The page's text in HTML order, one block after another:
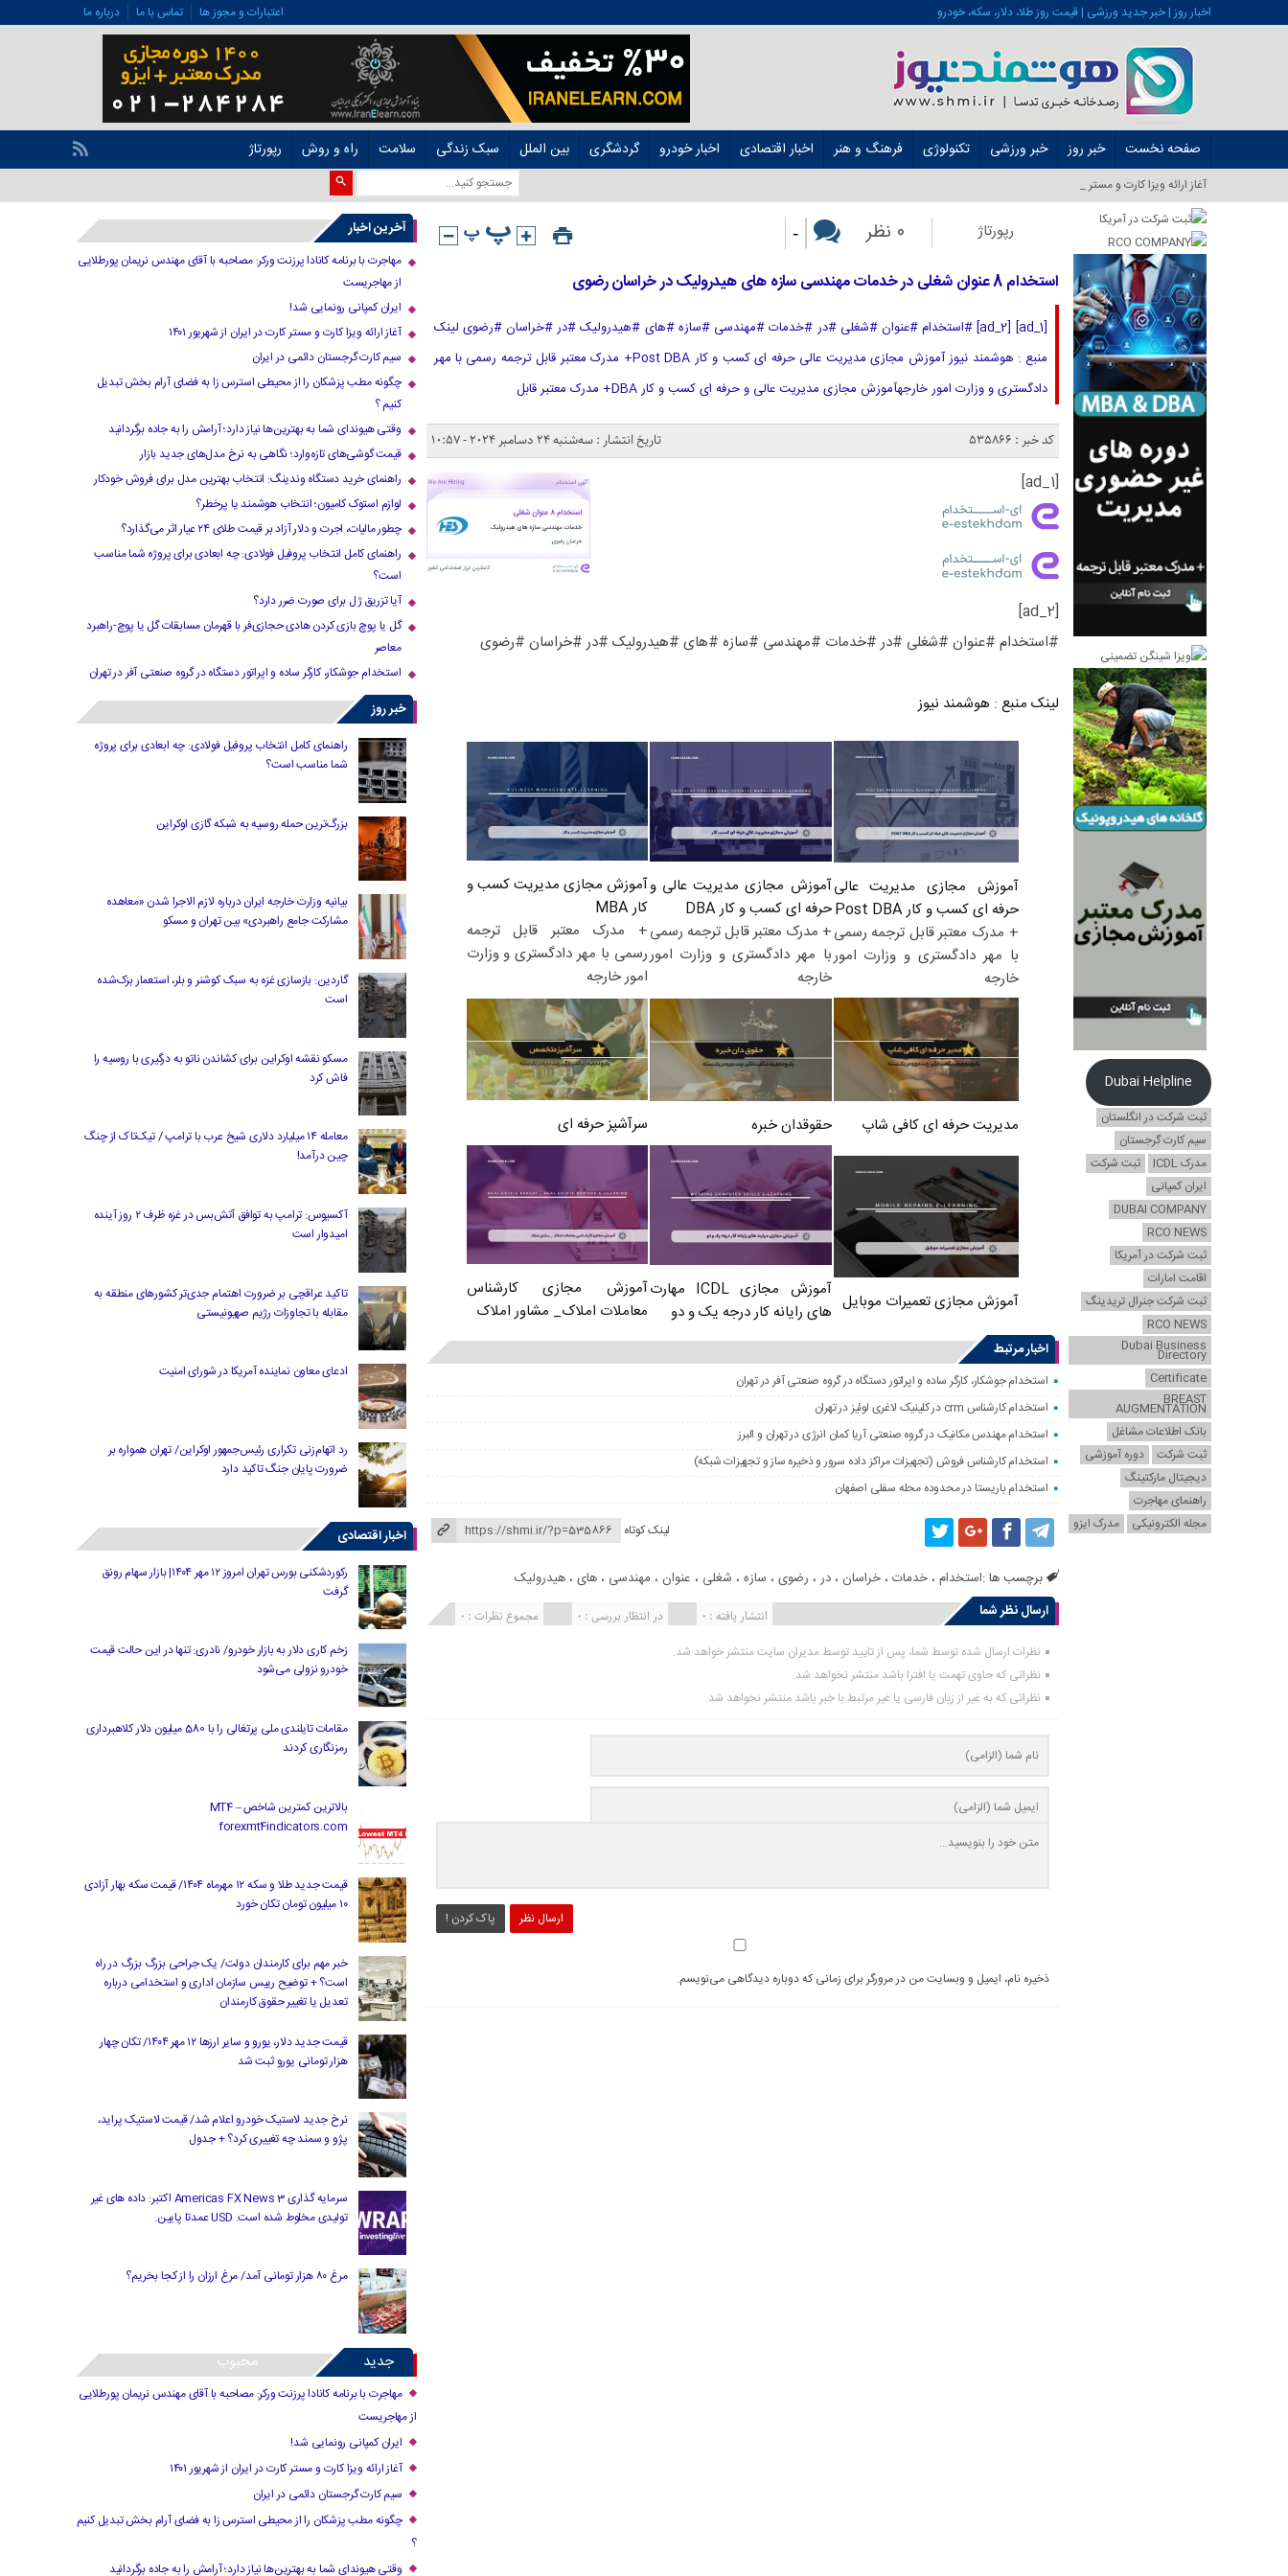
اخبار روز | خبر جدید ورزشی | قیمت روز طلا، دلار، سکه، خودرو اعتبارات و مجوز ها تماس با ما درباره ما
صفحه نخست خبر روز خبر ورزشی تکنولوژی فرهنگ و هنر اخبار اقتصادی اخبار خودرو گردشگری بین الملل سبک زندگی سلامت راه و روش رپورتاژ
آغاز ارائه ویزا کارت و مستر کارت در ایرا_
رپورتاژ 0 نظر -
استخدام 8 عنوان شغلی در خدمات مهندسی سازه های هیدرولیک در خراسان رضوی
[ad_1] [ad_2] #استخدام #عنوان #شغلی #در #خدمات #مهندسی #سازه #های #هیدرولیک #در #خراسان #رضوی لینک
منبع : هوشمند نیوز آموزش مجازی مدیریت عالی حرفه ای کسب و کار Post DBA+ مدرک معتبر قابل ترجمه رسمی با مهر
دادگستری و وزارت امور خارجهآموزش مجازی مدیریت عالی و حرفه ای کسب و کار DBA+ مدرک معتبر قابل
کد خبر : 535866 تاریخ انتشار : سه‌شنبه 24 دسامبر 2024 - 10:57
[ad_1]
[ad_2]
#استخدام #عنوان #شغلی #در #خدمات #مهندسی #سازه #های #هیدرولیک #در #خراسان #رضوی
لینک منبع : هوشمند نیوز
آموزش مجازی مدیریت عالی
حرفه ای کسب و کار Post DBA
+ مدرک معتبر قابل ترجمه رسمی
با مهر دادگستری و وزارت امور
خارجه
آموزش مجازی مدیریت عالی و
حرفه ای کسب و کار DBA
+ مدرک معتبر قابل ترجمه رسمی
با مهر دادگستری و وزارت امور
خارجه
آموزش مجازی مدیریت کسب و
کار MBA
+ مدرک معتبر قابل ترجمه
رسمی با مهر دادگستری و وزارت
امور خارجه
مدیریت حرفه ای کافی شاپ حقوقدان خبره سرآشپز حرفه ای
آموزش مجازی تعمیرات موبایل
آموزش مجازی ICDL مهارت
های رایانه کار درجه یک و دو
آموزش مجازی کارشناس
معاملات املاک_ مشاور املاک
اخبار مرتبط
استخدام جوشکار، کارگر ساده و اپراتور دستگاه در گروه صنعتی آفر در تهران
استخدام کارشناس crm در کلینیک لاغری لوئیز در تهران
استخدام مهندس مکانیک در گروه صنعتی آریا کمان انرژی در تهران و البرز
استخدام کارشناس فروش (تجهیزات مراکز داده سرور و ذخیره ساز و تجهیزات شبکه)
استخدام باریستا در محدوده محله سفلی اصفهان
لینک کوتاه
برچسب ها :استخدام ،خدمات ،خراسان ،در ، رضوی ، سازه ، شغلی ، عنوان ، مهندسی ،های ،هیدرولیک
ارسال نظر شما
مجموع نظرات : 0 در انتظار بررسی : 0 انتشار یافته : 0
نظرات ارسال شده توسط شما، پس از تایید توسط مدیران سایت منتشر خواهد شد.
نظراتی که حاوی تهمت یا افترا باشد منتشر نخواهد شد.
نظراتی که به غیر از زبان فارسی یا غیر مرتبط با خبر باشد منتشر نخواهد شد.
ارسال نظر پاک کردن !
ذخیره نام، ایمیل و وبسایت من در مرورگر برای زمانی که دوباره دیدگاهی می‌نویسم.
Dubai Helpline
ثبت شرکت در انگلستان
سیم کارت گرجستان
مدرک ICDL
ثبت شرکت
ایران کمپانی
DUBAI COMPANY
RCO NEWS
ثبت شرکت در آمریکا
اقامت امارات
ثبت شرکت جنرال تریدینگ
RCO NEWS
Dubai Business
Directory
Certificate
BREAST
AUGMENTATION
بانک اطلاعات مشاغل
ثبت شرکت
دوره آموزشی
دیجیتال مارکتینگ
راهنمای مهاجرت
مجله الکترونیکی
مدرک ایزو
آخرین اخبار
مهاجرت با برنامه کانادا پرزنت ورکر: مصاحبه با آقای مهندس نریمان پورطلایی
از مهاجریست
ایران کمپانی رونمایی شد!
آغاز ارائه ویزا کارت و مستر کارت در ایران از شهریور ۱۴۰۱
سیم کارت گرجستان دائمی در ایران
چگونه مطب پزشکان را از محیطی استرس زا به فضای آرام بخش تبدیل
کنیم ؟
وقتی هیوندای شما به بهترین‌ها نیاز دارد؛ آرامش را به جاده برگردانید
قیمت گوشی‌های تازه‌وارد؛ نگاهی به نرخ مدل‌های جدید بازار
راهنمای خرید دستگاه وندینگ: انتخاب بهترین مدل برای فروش خودکار
لوازم استوک کامیون؛ انتخاب هوشمند یا پرخطر؟
چطور مالیات، اجرت و دلار آزاد بر قیمت طلای ۲۴ عیار اثر می‌گذارد؟
راهنمای کامل انتخاب پروفیل فولادی: چه ابعادی برای پروژه شما مناسب
است؟
آیا تزریق ژل برای صورت ضرر دارد​؟
گل یا پوچ بازی کردن هادی حجازی‌فر با قهرمان مسابقات گل یا پوچ-راهبرد
معاصر
استخدام جوشکار، کارگر ساده و اپراتور دستگاه در گروه صنعتی آفر در تهران
خبر روز
راهنمای کامل انتخاب پروفیل فولادی: چه ابعادی برای پروژه
شما مناسب است؟
بزرگ‌ترین حمله روسیه به شبکه گازی اوکراین
بیانیه وزارت خارجه ایران درباره لازم‌ الاجرا شدن «معاهده
مشارکت جامع راهبردی» بین تهران و مسکو
گاردین: بازسازی غزه به سبک کوشنر و بلر، استعمار بزک‌شده
است
مسکو نقشه اوکراین برای کشاندن ناتو به درگیری با روسیه را
فاش کرد
معامله ۱۴ میلیارد دلاری شیخ عرب با ترامپ / تیک‌تاک از چنگ
چین درآمد!
آکسیوس: ترامپ به توافق آتش‌بس در غزه ظرف ۲ روز آینده
امیدوار است
تاکید عراقچی بر ضرورت اهتمام جدی‌تر کشورهای منطقه به
مقابله با تجاوزات رژیم صهیونیستی
ادعای معاون نماینده آمریکا در شورای امنیت
رد اتهام‌زنی تکراری رئیس‌جمهور اوکراین/ تهران همواره بر
ضرورت پایان جنگ تاکید دارد
اخبار اقتصادی
رکوردشکنی بورس تهران امروز ۱۲ مهر ۱۴۰۴| بازار سهام رونق
گرفت
زخم کاری دلار به بازار خودرو/ نادری: تنها در این حالت قیمت
خودرو نزولی می‌شود
مقامات تایلندی ملی پرتغالی را با 580 میلیون دلار کلاهبرداری
رمزنگاری کردند
بالاترین کمترین شاخص MT4 –
forexmt4indicators.com
قیمت جدید طلا و سکه ۱۲ مهرماه ۱۴۰۴/ قیمت سکه بهار آزادی
۱۰ میلیون تومان تکان خورد
خبر مهم برای کارمندان دولت/ یک جراحی بزرگ بزرگ در راه
است؟ + توضیح رییس سازمان اداری و استخدامی درباره
تعدیل یا تغییر حقوق کارمندان
قیمت جدید دلار، یورو و سایر ارزها ۱۲ مهر ۱۴۰۴/ تکان چهار
هزار تومانی یورو ثبت شد
نرخ جدید لاستیک خودرو اعلام شد/ قیمت لاستیک پراید،
پژو و سمند چه تغییری کرد؟ + جدول
سرمایه گذاری Americas FX News 3 اکتبر: داده های غیر
تولیدی مخلوط شده است. USD عمدتا پایین.
مرغ ۸۰ هزار تومانی آمد/ مرغ ارزان را از کجا بخریم؟
جدید محبوب
مهاجرت با برنامه کانادا پرزنت ورکر: مصاحبه با آقای مهندس نریمان پورطلایی
از مهاجریست
ایران کمپانی رونمایی شد!
آغاز ارائه ویزا کارت و مستر کارت در ایران از شهریور ۱۴۰۱
سیم کارت گرجستان دائمی در ایران
چگونه مطب پزشکان را از محیطی استرس زا به فضای آرام بخش تبدیل کنیم
؟
وقتی هیوندای شما به بهترین‌ها نیاز دارد؛ آرامش را به جاده برگردانید